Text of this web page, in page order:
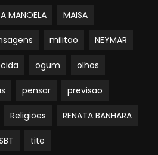
MANOELA MAISA
militao NEYMAR
ogum olhos
pensar previsao
Religiões RENATA BANHARA
tite